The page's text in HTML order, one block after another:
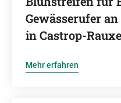
Gewässerufer
in Castrop-
Mehr erfahren